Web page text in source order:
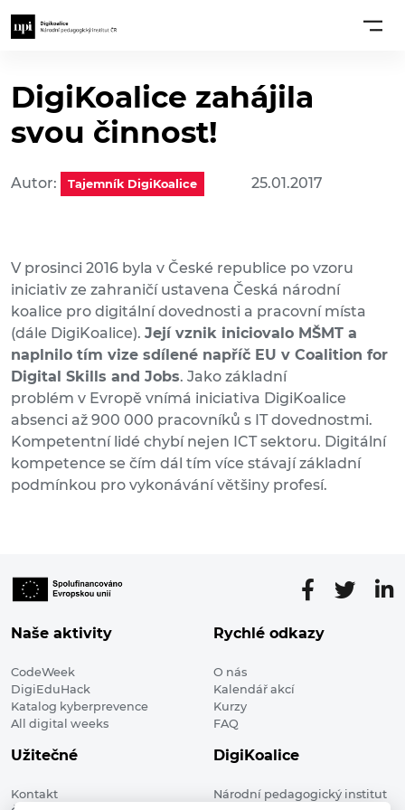
DigiKoalice zahájila
svou činnost!
Autor: Tajemník DigiKoalice 25.01.2017
V prosinci 2016 byla v České republice po vzoru
iniciativ ze zahraničí ustavena Česká národní
koalice pro digitální dovednosti a pracovní místa
(dále DigiKoalice). Její vznik iniciovalo MŠMT a
naplnilo tím vize sdílené napříč EU v Coalition for
Digital Skills and Jobs. Jako základní
problém v Evropě vnímá iniciativa DigiKoalice
absenci až 900 000 pracovníků s IT dovednostmi.
Kompetentní lidé chybí nejen ICT sektoru. Digitální
kompetence se čím dál tím více stávají základní
podmínkou pro vykonávání většiny profesí.
Naše aktivity
CodeWeek
DigiEduHack
Katalog kyberprevence
All digital weeks
Rychlé odkazy
O nás
Kalendář akcí
Kurzy
FAQ
Užitečné
Kontakt
DigiKoalice
Národní pedagogický institut